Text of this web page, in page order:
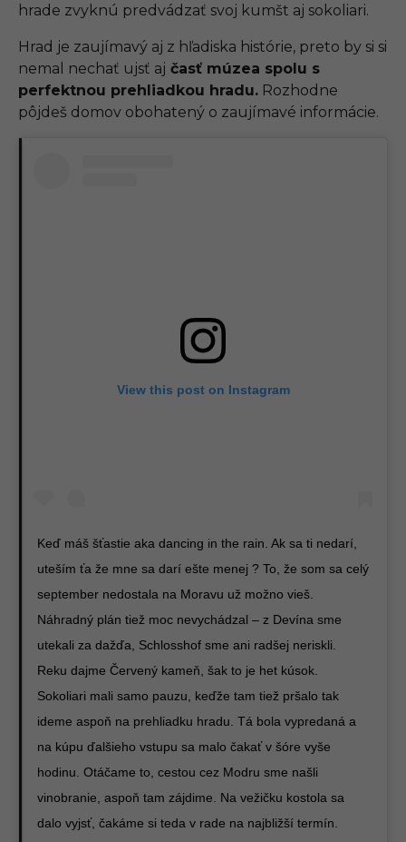
hrade zvyknú predvádzať svoj kumšt aj sokoliari.
Hrad je zaujímavý aj z hľadiska histórie, preto by si si
nemal nechať ujsť aj časť múzea spolu s
perfektnou prehliadkou hradu. Rozhodne
pôjdeš domov obohatený o zaujímavé informácie.
View this post on Instagram
Keď máš šťastie aka dancing in the rain. Ak sa ti nedarí,
uteším ťa že mne sa darí ešte menej ? To, že som sa celý
september nedostala na Moravu už možno vieš.
Náhradný plán tiež moc nevychádzal – z Devína sme
utekali za dažďa, Schlosshof sme ani radšej neriskli.
Reku dajme Červený kameň, šak to je het kúsok.
Sokoliari mali samo pauzu, keďže tam tiež pršalo tak
ideme aspoň na prehliadku hradu. Tá bola vypredaná a
na kúpu ďalšieho vstupu sa malo čakať v šóre vyše
hodinu. Otáčame to, cestou cez Modru sme našli
vinobranie, aspoň tam zájdime. Na vežičku kostola sa
dalo vyjsť, čakáme si teda v rade na najbližší termín.